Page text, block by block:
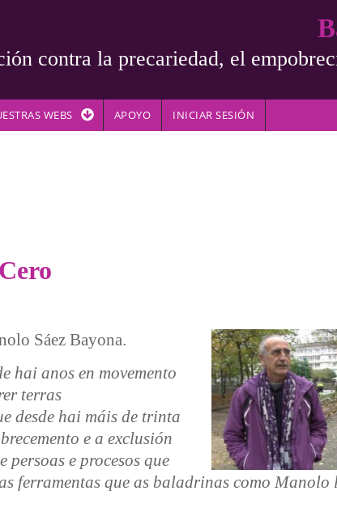
contra la precariedad, el
WEBS APOYO INICIAR SESIÓN
Sáez Bayona.
hai anos en movemento
terras
desde hai máis de trinta
e a exclusión
e procesos que
ferramentas que as baladrinas como Manolo